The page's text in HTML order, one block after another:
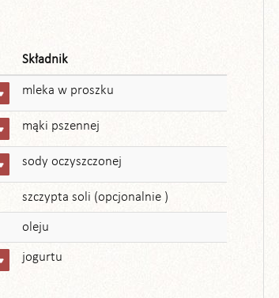
Składnik
mleka w proszku
mąki pszennej
sody oczyszczonej
szczypta soli (opcjonalnie )
oleju
jogurtu